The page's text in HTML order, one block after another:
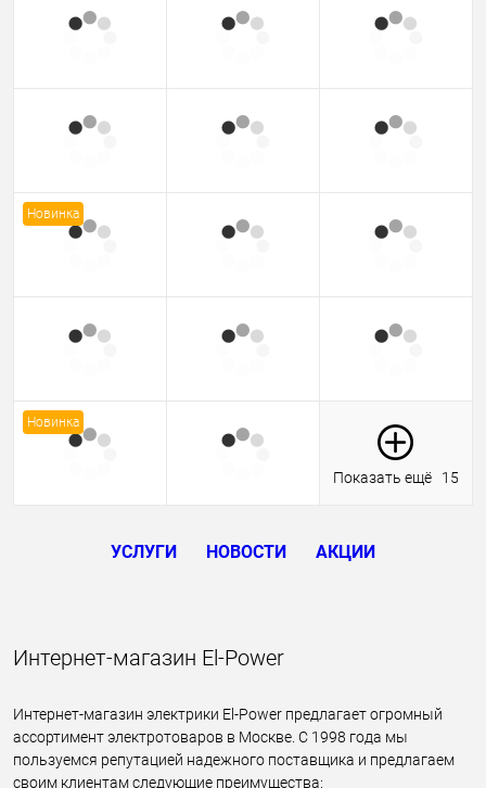
Новинка
Новинка
Показать ещё 15
УСЛУГИ НОВОСТИ АКЦИИ
Интернет-магазин El-Power
Интернет-магазин электрики El-Power предлагает огромный
ассортимент электротоваров в Москве. С 1998 года мы
пользуемся репутацией надежного поставщика и предлагаем
своим клиентам следующие преимущества: